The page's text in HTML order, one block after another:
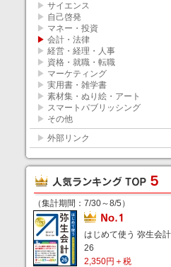
▶ サイエンス
▶ 自己啓発
▶ マネー・投資
▶ 会計・法律
▶ 経営・経理・人事
▶ 資格・就職・転職
▶ マーケティング
▶ 実用書・雑学書
▶ 素材集・ぬり絵・アート
▶ スマートパブリッシング
▶ その他
▶ 外部リンク
（集計期間：7/30～8/5）
はじめて使う 弥生会計
26
2,350円＋税